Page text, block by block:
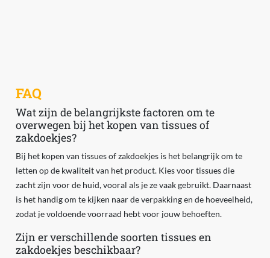
FAQ
Wat zijn de belangrijkste factoren om te
overwegen bij het kopen van tissues of
zakdoekjes?
Bij het kopen van tissues of zakdoekjes is het belangrijk om te
letten op de kwaliteit van het product. Kies voor tissues die
zacht zijn voor de huid, vooral als je ze vaak gebruikt. Daarnaast
is het handig om te kijken naar de verpakking en de hoeveelheid,
zodat je voldoende voorraad hebt voor jouw behoeften.
Zijn er verschillende soorten tissues en
zakdoekjes beschikbaar?